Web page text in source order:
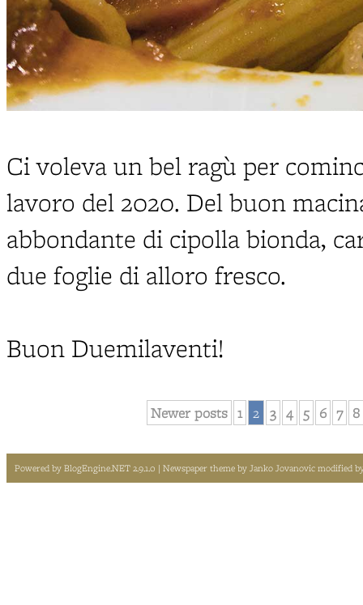
Ci voleva un bel ragù per
lavoro del 2020. Del buon
abbondante di cipolla bionda,
due foglie di alloro fresco.
Buon Duemilaventi!
Newer posts 1 2 3 4 5 6 7 8
Powered byBlogEngine.NET 2.9.1.0 | Newspaper theme byJanko Jovanovicmodified